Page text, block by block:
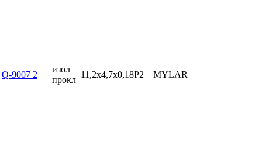
Q-9007 2
изол
прокл
11,2x4,7x0,18P2 MYLAR